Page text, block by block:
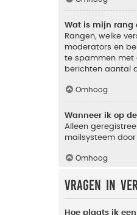
Wat is mijn rang
Rangen, welke
moderators en
te spammen met
berichten aantal
Omhoog
Wanneer ik op
Alleen
mailsysteem
Omhoog
Vragen in
Hoe plaats ik